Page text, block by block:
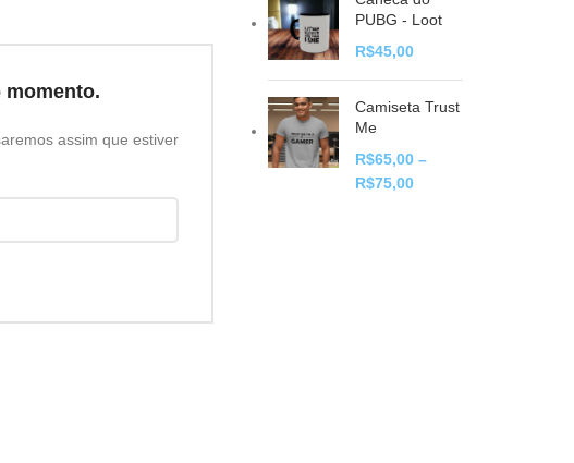
momento.
assim que estiver
PUBG - Loot
R$45,00
Camiseta Trust
Me
R$65,00 –
R$75,00